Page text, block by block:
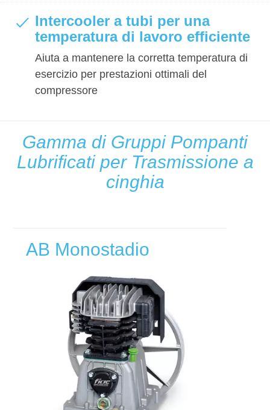
Intercooler a tubi per una
temperatura di lavoro efficiente
Aiuta a mantenere la corretta temperatura di
esercizio per prestazioni ottimali del
compressore
Gamma di Gruppi Pompanti
Lubrificati per Trasmissione a
cinghia
AB Monostadio